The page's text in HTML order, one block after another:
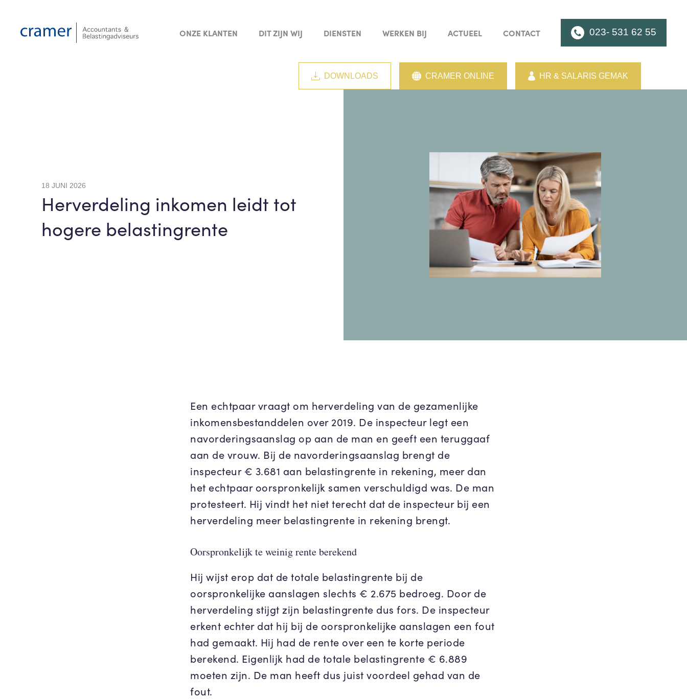
ONZE KLANTEN DIT ZIJN WIJ DIENSTEN WERKEN BIJ ACTUEEL CONTACT 023- 531 62 55
DOWNLOADS CRAMER ONLINE HR & SALARIS GEMAK
18 JUNI 2026
Herverdeling inkomen leidt tot
hogere belastingrente
Een echtpaar vraagt om herverdeling van de gezamenlijke
inkomensbestanddelen over 2019. De inspecteur legt een
navorderingsaanslag op aan de man en geeft een teruggaaf
aan de vrouw. Bij de navorderingsaanslag brengt de
inspecteur € 3.681 aan belastingrente in rekening, meer dan
het echtpaar oorspronkelijk samen verschuldigd was. De man
protesteert. Hij vindt het niet terecht dat de inspecteur bij een
herverdeling meer belastingrente in rekening brengt.
Oorspronkelijk te weinig rente berekend
Hij wijst erop dat de totale belastingrente bij de
oorspronkelijke aanslagen slechts € 2.675 bedroeg. Door de
herverdeling stijgt zijn belastingrente dus fors. De inspecteur
erkent echter dat hij bij de oorspronkelijke aanslagen een fout
had gemaakt. Hij had de rente over een te korte periode
berekend. Eigenlijk had de totale belastingrente € 6.889
moeten zijn. De man heeft dus juist voordeel gehad van de
fout.